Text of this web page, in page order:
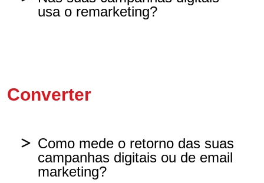
Às vezes
usa o remarketing?
Converter
Como mede o retorno das suas
campanhas digitais ou de email
marketing?